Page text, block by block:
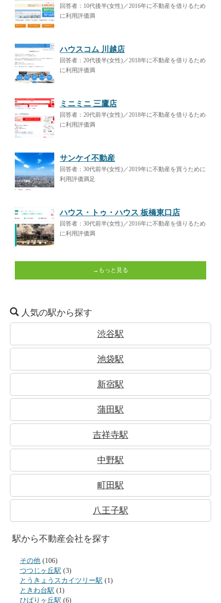
回答者：10代後半(女性)／2016年に不動産を借りるため
に利用評価満
ハウスコム 川越店
回答者：20代後半(女性)／2018年に不動産を借りるため
に利用評価満
ミニミニ 三鷹店
回答者：20代前半(女性)／2018年に不動産を借りるため
に利用評価満
サンケイ不動産
回答者：30代前半(女性)／2019年に不動産を買うために
利用評価満足
ハウス・トゥ・ハウス 板橋東口店
回答者：30代前半(女性)／2016年に不動産を借りるため
に利用評価満
→もっと見る
人気の駅から探す
渋谷駅
池袋駅
新宿駅
蒲田駅
吉祥寺駅
中野駅
町田駅
八王子駅
駅から不動産会社を探す
その他 (106)
つつじヶ丘駅 (3)
とうきょうスカイツリー駅 (1)
ときわ台駅 (1)
ひばりヶ丘駅 (6)